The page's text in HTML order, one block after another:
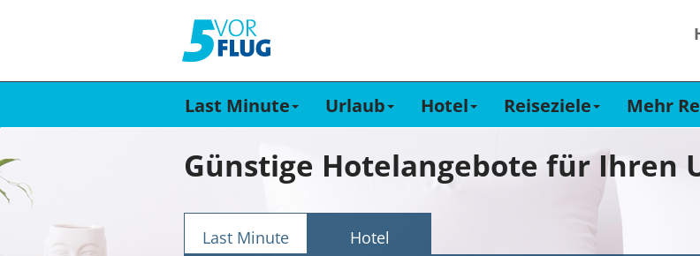
Last Minute Urlaub Hotel Reiseziele Mehr
Günstige Hotelangebote für Ihren
Last Minute Hotel